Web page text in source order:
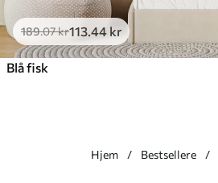
189.07kr113.44 kr
Blå fisk
Hjem Bestsellere